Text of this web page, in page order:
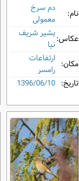
نام:
دم‌ سرخ
معمولی
عکاس:بشیر شریف
نیا
مکان: ارتفاعات
رامسر
تاریخ: 1396/06/10